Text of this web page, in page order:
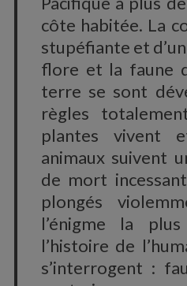
côte habitée. La
stupéfiante et
flore et la faune
terre se sont
règles
plantes vivent
animaux suivent
de mort
plongés
l’énigme la
l’histoire de
s’interrogent :